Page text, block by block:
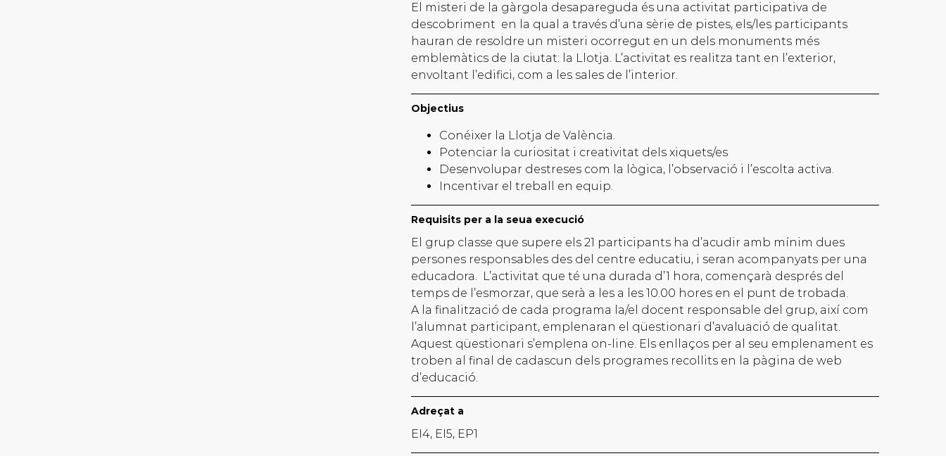
El misteri de la gàrgola desapareguda és una activitat participativa de
descobriment en la qual a través d’una sèrie de pistes, els/les participants
hauran de resoldre un misteri ocorregut en un dels monuments més
emblemàtics de la ciutat: la Llotja. L’activitat es realitza tant en l’exterior,
envoltant l’edifici, com a les sales de l’interior.
Objectius
Conéixer la Llotja de València.
Potenciar la curiositat i creativitat dels xiquets/es
Desenvolupar destreses com la lògica, l’observació i l’escolta activa.
Incentivar el treball en equip.
Requisits per a la seua execució
El grup classe que supere els 21 participants ha d’acudir amb mínim dues
persones responsables des del centre educatiu, i seran acompanyats per una
educadora. L’activitat que té una durada d’1 hora, començarà després del
temps de l’esmorzar, que serà a les a les 10.00 hores en el punt de trobada.
A la finalització de cada programa la/el docent responsable del grup, així com
l’alumnat participant, emplenaran el qüestionari d’avaluació de qualitat.
Aquest qüestionari s’emplena on-line. Els enllaços per al seu emplenament es
troben al final de cadascun dels programes recollits en la pàgina de web
d’educació.
Adreçat a
EI4, EI5, EP1